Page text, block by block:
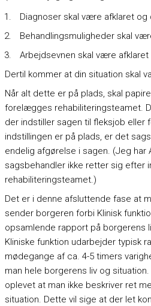
Diagnoser skal være afklaret
Behandlingsmuligheder skal
Arbejdsevnen skal være afklaret
Dertil kommer at din situation skal
Når alt dette er på plads, skal
forelægges rehabiliteringsteamet.
der indstiller sagen til fleksjob eller
indstillingen er på plads, er det
endelig afgørelse i sagen. (Jeg har
sagsbehandler ikke retter sig efter
rehabiliteringsteamet.)
Det er i denne afsluttende fase at
sender borgeren forbi Klinisk
opsamlende rapport på borgerens
Kliniske funktion udarbejder typisk
mødegange af ca. 4-5 timers
man hele borgerens liv og
oplevet at man ikke beskriver ret
situation. Dette vil sige at der let